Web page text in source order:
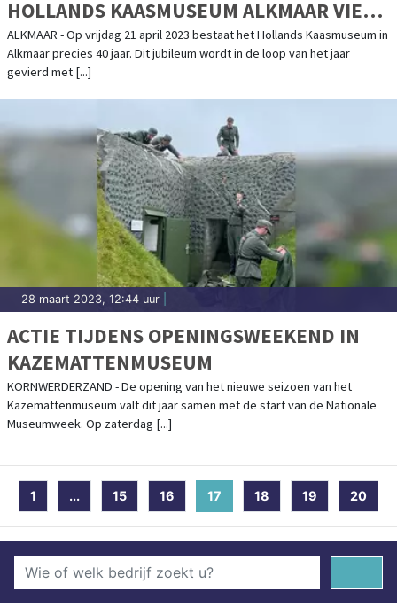
HOLLANDS KAASMUSEUM ALKMAAR VIERT
40-JARIG JUBILEUM
ALKMAAR - Op vrijdag 21 april 2023 bestaat het Hollands Kaasmuseum in
Alkmaar precies 40 jaar. Dit jubileum wordt in de loop van het jaar
gevierd met [...]
28 maart 2023, 12:44 uur
ACTIE TIJDENS OPENINGSWEEKEND IN
KAZEMATTENMUSEUM
KORNWERDERZAND - De opening van het nieuwe seizoen van het
Kazemattenmuseum valt dit jaar samen met de start van de Nationale
Museumweek. Op zaterdag [...]
1 ... 15 16 17 (current)
18 19 20